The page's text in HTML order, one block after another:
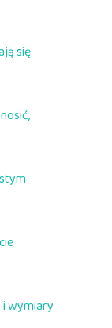
się
wymiary